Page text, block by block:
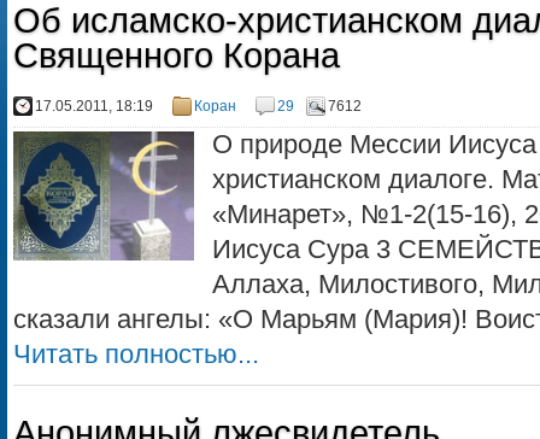
Об исламско-христианском
Священного Корана
17.05.2011, 18:19 Коран 29 7612
О природе Мессии
христианском диалоге.
«Минарет», №1-2(15-16),
Иисуса Сура 3
Аллаха, Милостивого,
сказали ангелы: «О Марьям (Мария)!
Читать полностью...